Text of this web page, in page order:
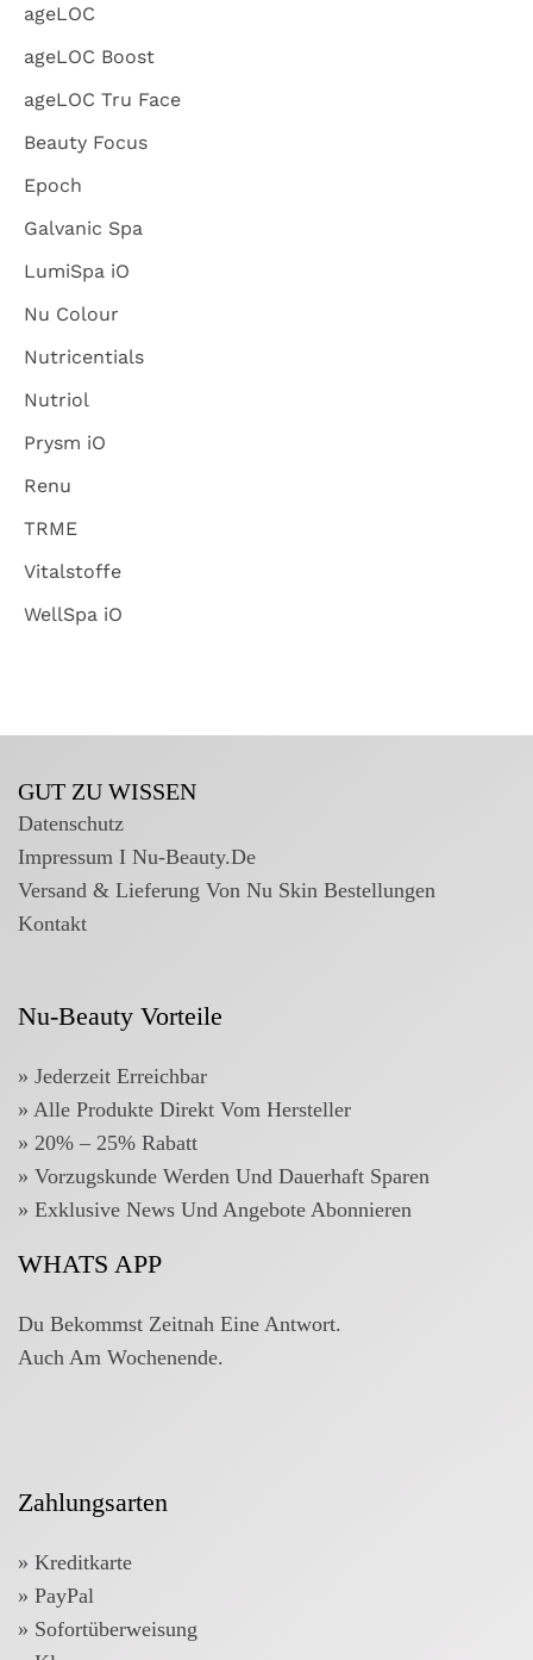
ageLOC
ageLOC Boost
ageLOC Tru Face
Beauty Focus
Epoch
Galvanic Spa
LumiSpa iO
Nu Colour
Nutricentials
Nutriol
Prysm iO
Renu
TRME
Vitalstoffe
WellSpa iO
GUT ZU WISSEN
Datenschutz
Impressum I Nu-Beauty.de
Versand & Lieferung Von Nu Skin Bestellungen
Kontakt
Nu-Beauty Vorteile
» Jederzeit Erreichbar
» Alle Produkte Direkt Vom Hersteller
» 20% – 25% Rabatt
» Vorzugskunde Werden Und Dauerhaft Sparen
» Exklusive News Und Angebote Abonnieren
WHATS APP
Du Bekommst Zeitnah Eine Antwort.
Auch Am Wochenende.
Zahlungsarten
» Kreditkarte
» PayPal
» Sofortüberweisung